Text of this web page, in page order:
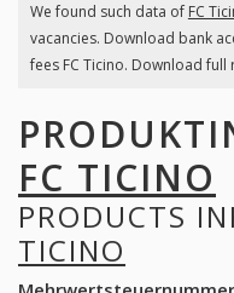
We found such data of FC
vacancies. Download bank
fees FC Ticino. Download
FC TICINO
PRODUCTS
TICINO